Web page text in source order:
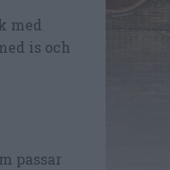
med
is och
passar